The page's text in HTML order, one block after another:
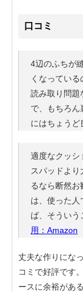
口コミ
4辺のふちが
くなってい
読み取り問題
で、もちろ
にはちょうど
適度なクッシ
スパッドよ
るなら断然
は、使った人
ば、そういう
用：Amazon
丈夫な作りにな
コミで好評です
ースに余裕があ